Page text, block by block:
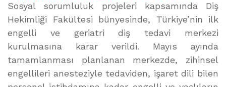
Sosyal sorumluluk projeleri kapsamında Diş
Hekimliği Fakültesi bünyesinde, Türkiye’nin ilk
engelli ve geriatri diş tedavi merkezi
kurulmasına karar verildi. Mayıs ayında
tamamlanması planlanan merkezde, zihinsel
engellileri anesteziyle tedaviden, işaret dili bilen